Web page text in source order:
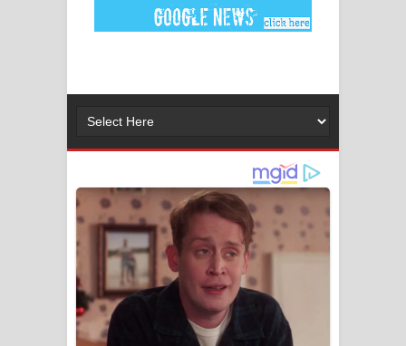
Dai Dai Lyrics - Shakira, Burna Boy |
Lassana Amma Song Lyrics - ලස්සන
Gemak Deela Song Lyrics - ගේමක් දීලා
ගීතයේ පද පෙළ
Niwuna Numba Hinda Song Lyrics -
නිවුනා නුඹ හින්දා ගීතයේ පද පෙළ
Numba Dun Aadare Song Lyrics - නුඹ